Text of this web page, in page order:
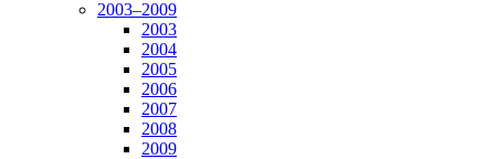
2003–2009
2003
2004
2005
2006
2007
2008
2009